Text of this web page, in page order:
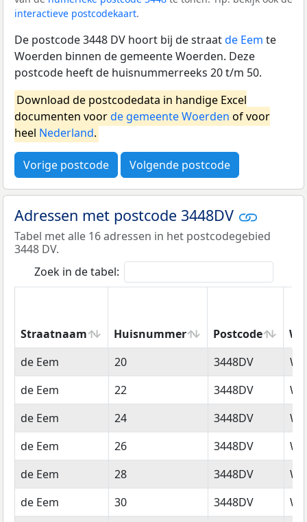
interactieve postcodekaart.
De postcode 3448 DV hoort bij de straatde Eem te
Woerden binnen de gemeente Woerden. Deze
postcode heeft de huisnummerreeks 20 t/m 50.
Download de postcodedata in handige Excel
documenten voorde gemeente Woerden of voor
heel Nederland.
Vorige postcode Volgende postcode
Adressen met postcode 3448DV
Tabel met alle 16 adressen in het postcodegebied
3448 DV.
Zoek in de tabel:
Straatnaam Huisnummer Postcode
Straatnaam
Huisnummer Postcode
de Eem 20 3448DV
de Eem
22 3448DV
de Eem
24 3448DV
de Eem
26 3448DV
de Eem
28 3448DV
de Eem
30 3448DV